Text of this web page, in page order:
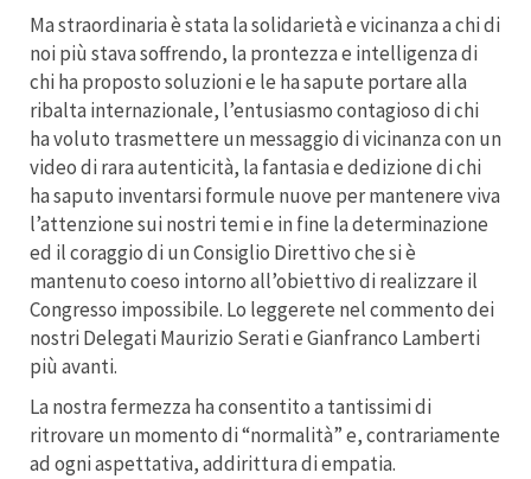
Ma straordinaria è stata la solidarietà e vicinanza a chi di
noi più stava soffrendo, la prontezza e intelligenza di
chi ha proposto soluzioni e le ha sapute portare alla
ribalta internazionale, l’entusiasmo contagioso di chi
ha voluto trasmettere un messaggio di vicinanza con un
video di rara autenticità, la fantasia e dedizione di chi
ha saputo inventarsi formule nuove per mantenere viva
l’attenzione sui nostri temi e in fine la determinazione
ed il coraggio di un Consiglio Direttivo che si è
mantenuto coeso intorno all’obiettivo di realizzare il
Congresso impossibile. Lo leggerete nel commento dei
nostri Delegati Maurizio Serati e Gianfranco Lamberti
più avanti.
La nostra fermezza ha consentito a tantissimi di
ritrovare un momento di “normalità” e, contrariamente
ad ogni aspettativa, addirittura di empatia.